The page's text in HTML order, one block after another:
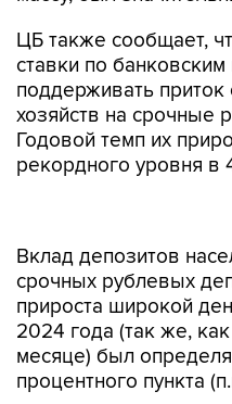
ЦБ также сообщает,
ставки по
поддерживать
хозяйств на срочные
Годовой темп их
рекордного уровня в
прироста широкой
2024 года (так же,
месяце) был
процентного пункта
Объем наличных